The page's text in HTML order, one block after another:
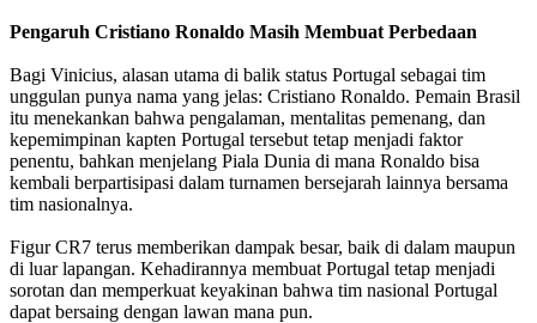
Pengaruh Cristiano Ronaldo Masih Membuat Perbedaan
Bagi Vinicius, alasan utama di balik status Portugal sebagai tim
unggulan punya nama yang jelas: Cristiano Ronaldo. Pemain Brasil
itu menekankan bahwa pengalaman, mentalitas pemenang, dan
kepemimpinan kapten Portugal tersebut tetap menjadi faktor
penentu, bahkan menjelang Piala Dunia di mana Ronaldo bisa
kembali berpartisipasi dalam turnamen bersejarah lainnya bersama
tim nasionalnya.
Figur CR7 terus memberikan dampak besar, baik di dalam maupun
di luar lapangan. Kehadirannya membuat Portugal tetap menjadi
sorotan dan memperkuat keyakinan bahwa tim nasional Portugal
dapat bersaing dengan lawan mana pun.